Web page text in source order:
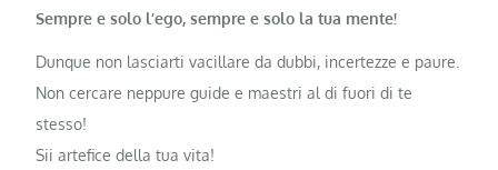
Sempre e solo l’ego, sempre e solo la tua mente!
Dunque non lasciarti vacillare da dubbi, incertezze e paure.
Non cercare neppure guide e maestri al di fuori di te
stesso!
Sii artefice della tua vita!